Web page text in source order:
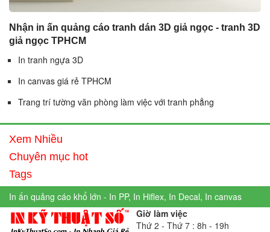
Nhận in ấn quảng cáo tranh dán 3D giả ngọc - tranh 3D
giả ngọc TPHCM
In tranh ngựa 3D
In canvas giá rẻ TPHCM
Trang trí tường văn phòng làm việc với tranh phẳng
Xem Nhiều
Chuyên mục hot
Tags
In ấn quảng cáo khổ lớn - In PP, In Hiflex, In Decal, In canvas
Giờ làm việc
Thứ 2 - Thứ 7 : 8h - 19h